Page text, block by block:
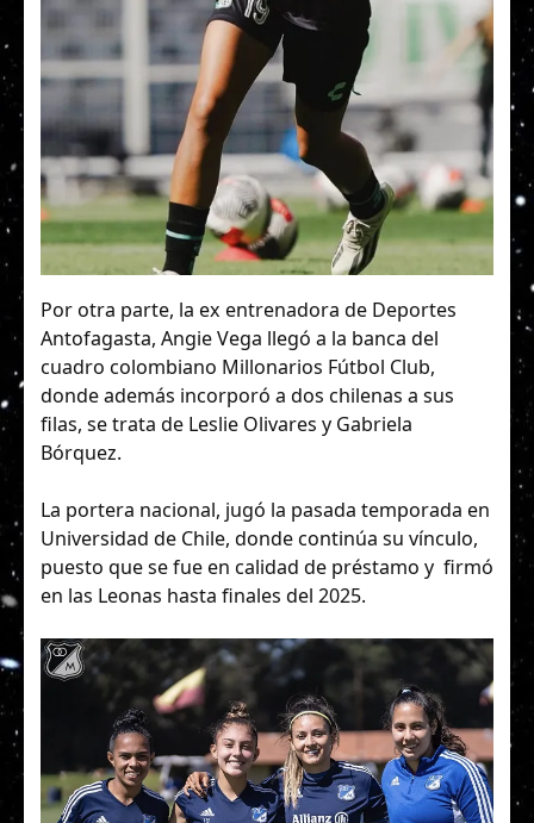
Por otra parte, la ex entrenadora de Deportes
Antofagasta, Angie Vega llegó a la banca del
cuadro colombiano Millonarios Fútbol Club,
donde además incorporó a dos chilenas a sus
filas, se trata de Leslie Olivares y Gabriela
Bórquez.
La portera nacional, jugó la pasada temporada en
Universidad de Chile, donde continúa su vínculo,
puesto que se fue en calidad de préstamo y firmó
en las Leonas hasta finales del 2025.